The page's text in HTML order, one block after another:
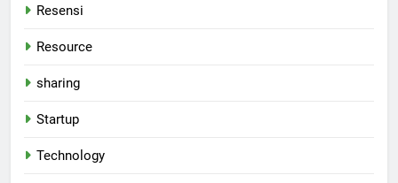
Resensi
Resource
sharing
Startup
Technology